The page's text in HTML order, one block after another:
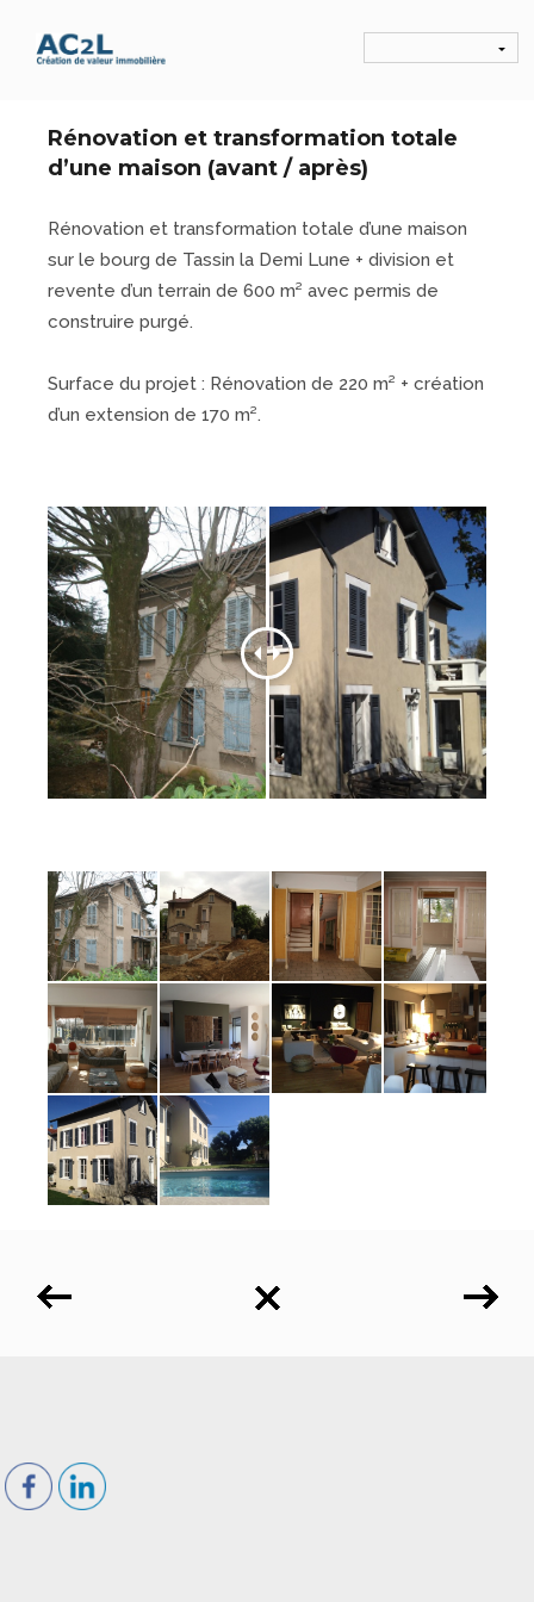
Rénovation et transformation totale
d’une maison (avant / après)
Rénovation et transformation totale d’une maison
sur le bourg de Tassin la Demi Lune + division et
revente d’un terrain de 600 m² avec permis de
construire purgé.
Surface du projet : Rénovation de 220 m² + création
d’un extension de 170 m².